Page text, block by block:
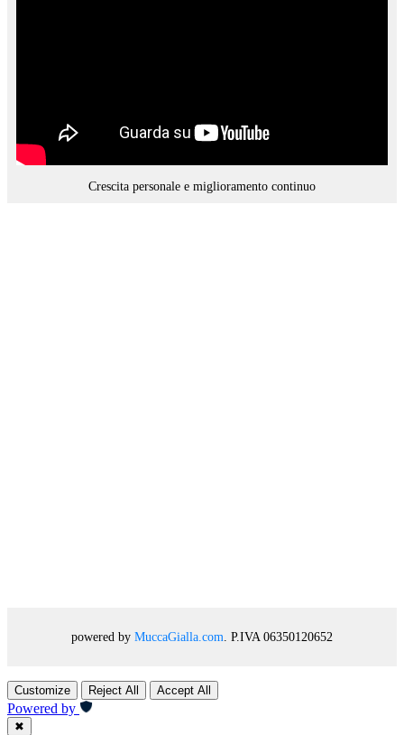
Crescita personale e miglioramento continuo
powered by MuccaGialla.com . P.IVA 06350120652
Customize Reject All Accept All
Powered by
✖